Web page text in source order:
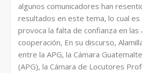
algunos comunicadores han
resultados en este tema, lo cual
provoca la falta de confianza en
cooperación, En su discurso,
entre la APG, la Cámara
(APG), la Cámara de Locutores